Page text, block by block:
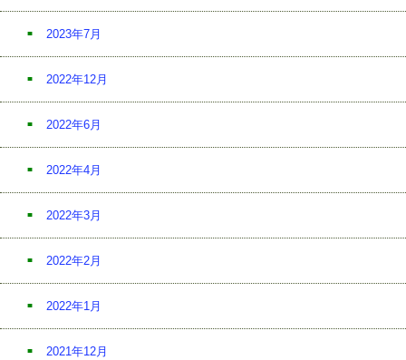
2023年7月
2022年12月
2022年6月
2022年4月
2022年3月
2022年2月
2022年1月
2021年12月